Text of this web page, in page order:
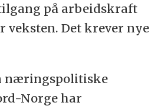
på arbeidskraft
veksten. Det krever nye
næringspolitiske
Norge har